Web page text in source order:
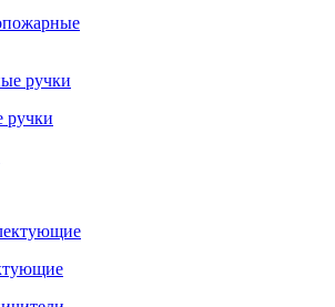
ручки